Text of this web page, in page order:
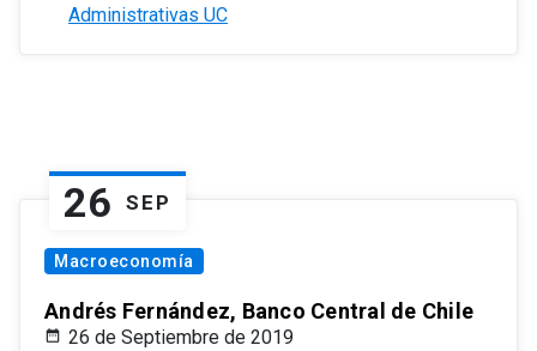
Administrativas UC
26 SEP
Macroeconomía
Andrés Fernández, Banco Central de Chile
26 de Septiembre de 2019